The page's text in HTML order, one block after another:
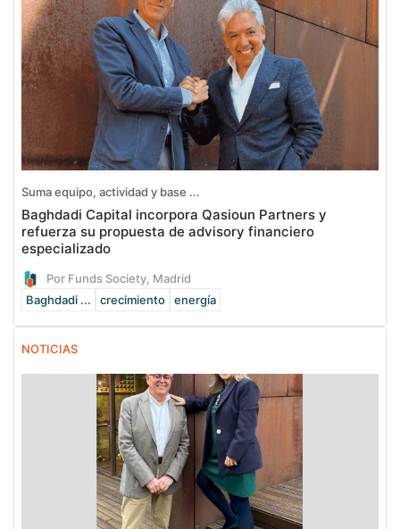
Suma equipo, actividad y base ...
Baghdadi Capital incorpora Qasioun Partners y
refuerza su propuesta de advisory financiero
especializado
Por Funds Society, Madrid
Baghdadi ...
crecimiento energía
NOTICIAS